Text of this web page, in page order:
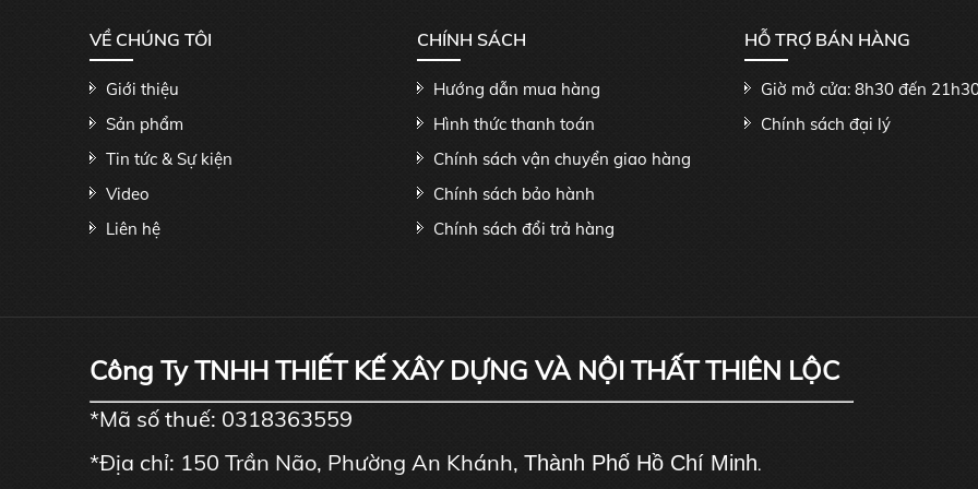
VỀ CHÚNG TÔI
Giới thiệu
Sản phẩm
Tin tức & Sự kiện
Video
Liên hệ
CHÍNH SÁCH
Hướng dẫn mua hàng
Hình thức thanh toán
Chính sách vận chuyển giao hàng
Chính sách bảo hành
Chính sách đổi trả hàng
HỖ TRỢ BÁN HÀNG
Giờ mở cửa: 8h30 đến
Chính sách đại lý
Công Ty TNHH THIẾT KẾ XÂY DỰNG VÀ NỘI THẤT THIÊN LỘC
*Mã số thuế: 0318363559
*Địa chỉ: 150 Trần Não, Phường An Khánh, Thành Phố Hồ Chí Minh.